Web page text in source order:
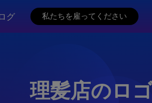
グ 私たちを雇ってください
理髪店のロ